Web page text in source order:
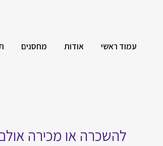
עמוד ראשי אודות מחסנים
להשכרה או מכירה